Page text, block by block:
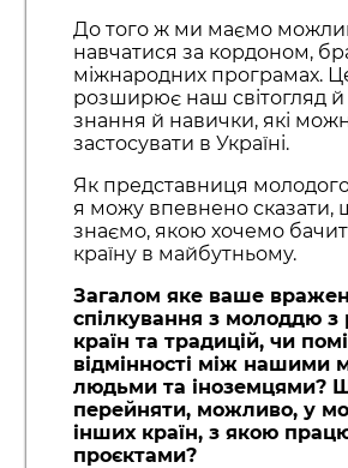
До того ж ми маємо
навчатися за кордоном,
міжнародних програмах.
розширює наш світогляд й
знання й навички, які
застосувати в Україні.
Як представниця
я можу впевнено сказати,
знаємо, якою хочемо
країну в майбутньому.
Загалом яке ваше
спілкування з молоддю з
країн та традицій, чи
відмінності між нашими
людьми та іноземцями?
перейняти, можливо, у
інших країн, з якою
проєктами?